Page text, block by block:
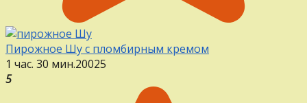
Пирожное Шу с пломбирным кремом
1 час. 30 мин.20025
5